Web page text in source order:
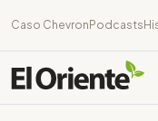
Caso Chevron Podcasts